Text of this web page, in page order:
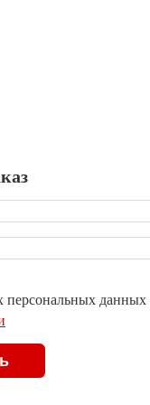
персональных данных